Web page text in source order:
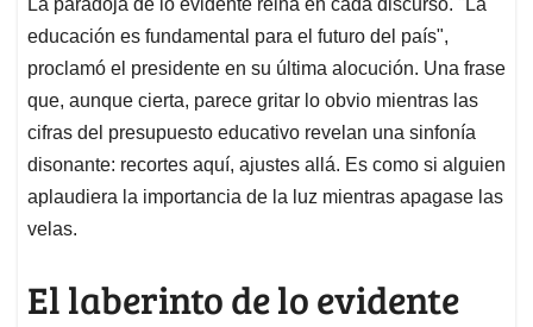
La paradoja de lo evidente reina en cada discurso. "La
educación es fundamental para el futuro del país",
proclamó el presidente en su última alocución. Una frase
que, aunque cierta, parece gritar lo obvio mientras las
cifras del presupuesto educativo revelan una sinfonía
disonante: recortes aquí, ajustes allá. Es como si alguien
aplaudiera la importancia de la luz mientras apagase las
velas.
El laberinto de lo evidente